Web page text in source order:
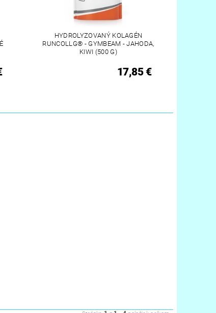
HYDROLYZOVANÝ KOLAGÉN
RUNCOLLG® - GYMBEAM - JAHODA,
KIWI (500 G)
17,85 €